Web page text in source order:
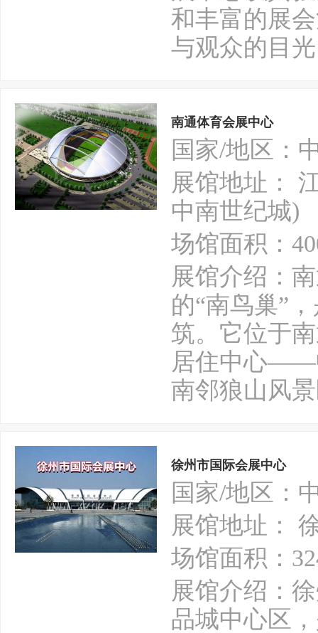
和丰富的展
与观众的目
南通体育会展中心
国家/地区：
展馆地址：
中南世纪城)
场馆面积：
展馆介绍：
的“南鸟巢”
筑。它位于
居住中心——
南邻狼山风
徐州市国际会展中心
国家/地区：
展馆地址：
场馆面积：
展馆介绍：
品城中心区